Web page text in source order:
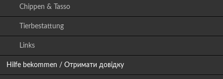
Chippen & Tasso
Tierbestattung
Links
Hilfe bekommen / Отримати довідку